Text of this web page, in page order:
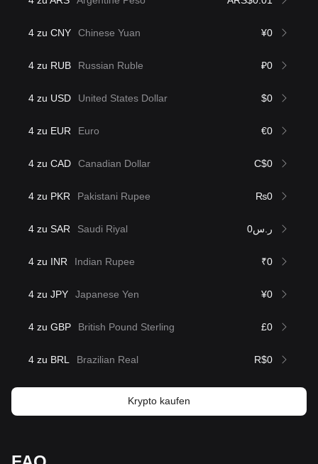
4 zu CNY Chinese Yuan ¥0
4 zu RUB Russian Ruble ₽0
4 zu USD United States Dollar $0
4 zu EUR Euro €0
4 zu CAD Canadian Dollar C$0
4 zu PKR Pakistani Rupee ₨0
4 zu SAR Saudi Riyal ر.س0
4 zu INR Indian Rupee ₹0
4 zu JPY Japanese Yen ¥0
4 zu GBP British Pound Sterling £0
4 zu BRL Brazilian Real R$0
Krypto kaufen